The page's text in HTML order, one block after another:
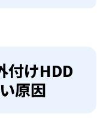
付けHDD
原因